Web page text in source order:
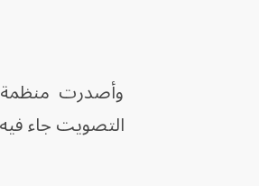
وأصدرت منظمة
التصويت جاء